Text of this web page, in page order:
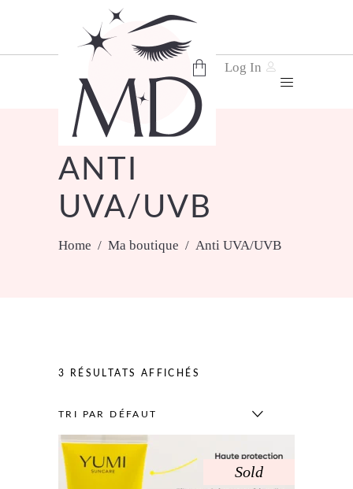
No products in the cart.
Log In
ANTI
UVA/UVB
Home / Ma boutique / Anti UVA/UVB
3 RÉSULTATS AFFICHÉS
TRI PAR DÉFAUT
Sold